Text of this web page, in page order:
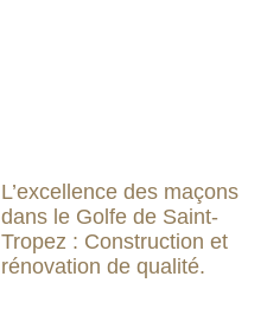
L’excellence des maçons
dans le Golfe de Saint-
Tropez : Construction et
rénovation de qualité.